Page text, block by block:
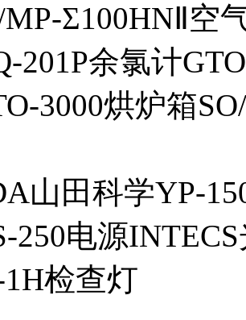
Σ100HNⅡ空
201P余氯计
3000烘炉箱
山田科学YP-
250电源
检查灯